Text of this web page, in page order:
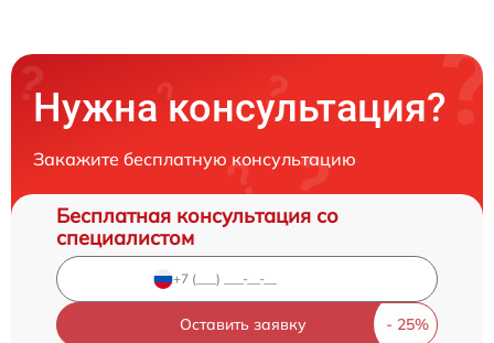
Нужна консультация?
Закажите бесплатную консультацию
Бесплатная консультация со
специалистом
Оставить заявку